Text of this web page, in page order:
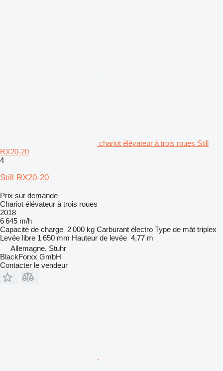
chariot élévateur à trois roues Still
RX20-20
4
Still RX20-20
Prix sur demande
Chariot élévateur à trois roues
2018
6 645 m/h
Capacité de charge 2 000 kg Carburant électro Type de mât triplex
Levée libre 1 650 mm Hauteur de levée 4,77 m
Allemagne, Stuhr
BlackForxx GmbH
Contacter le vendeur